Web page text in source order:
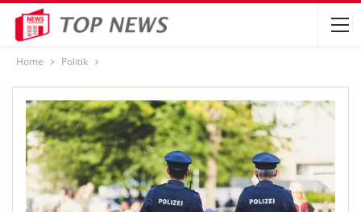
Home Politik